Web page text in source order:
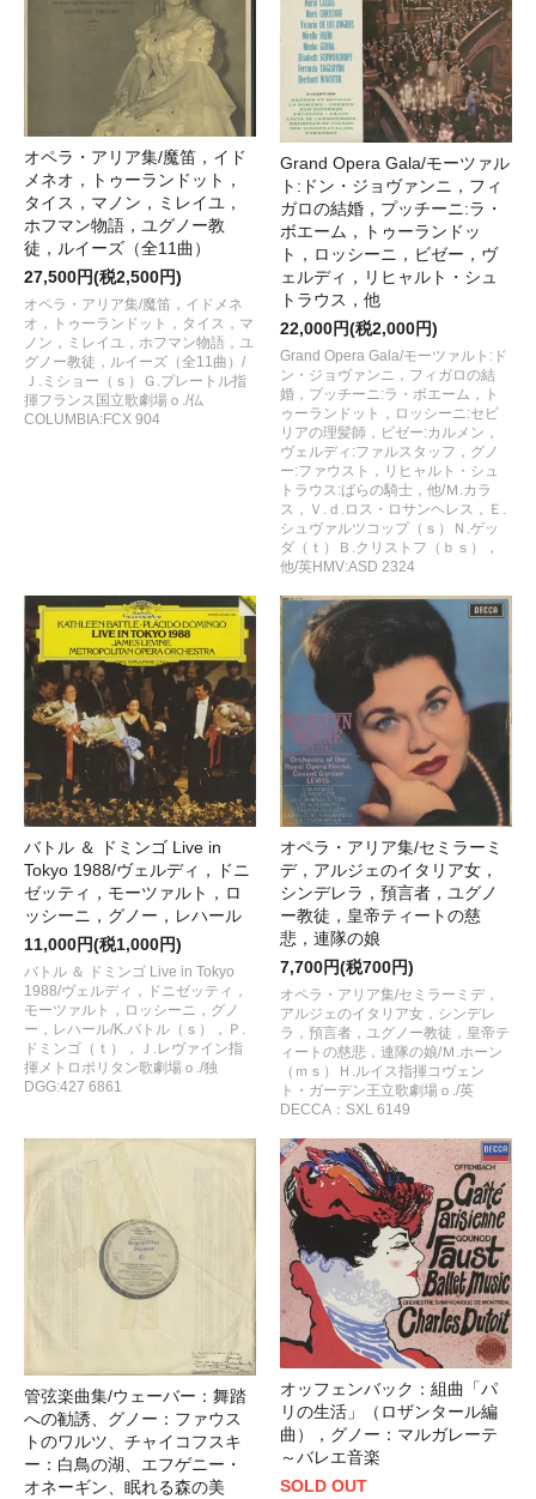
オペラ・アリア集/魔笛，イド
メネオ，トゥーランドット，
タイス，マノン，ミレイユ，
ホフマン物語，ユグノー教
徒，ルイーズ（全11曲）
27,500円(税2,500円)
オペラ・アリア集/魔笛，イドメネ
オ，トゥーランドット，タイス，マ
ノン，ミレイユ，ホフマン物語，ユ
グノー教徒，ルイーズ（全11曲）/
Ｊ.ミショー（ｓ）Ｇ.プレートル指
揮フランス国立歌劇場ｏ./仏
COLUMBIA:FCX 904
Grand Opera Gala/モーツァル
ト:ドン・ジョヴァンニ，フィ
ガロの結婚，プッチーニ:ラ・
ボエーム，トゥーランドッ
ト，ロッシーニ，ビゼー，ヴ
ェルディ，リヒャルト・シュ
トラウス，他
22,000円(税2,000円)
Grand Opera Gala/モーツァルト:ド
ン・ジョヴァンニ，フィガロの結
婚，プッチーニ:ラ・ボエーム，ト
ゥーランドット，ロッシーニ:セビ
リアの理髪師，ビゼー:カルメン，
ヴェルディ:ファルスタッフ，グノ
ー:ファウスト，リヒャルト・シュ
トラウス:ばらの騎士，他/Ｍ.カラ
ス，Ｖ.ｄ.ロス・ロサンヘレス，Ｅ.
シュヴァルツコップ（ｓ）Ｎ.ゲッ
ダ（ｔ）Ｂ.クリストフ（ｂｓ），
他/英HMV:ASD 2324
バトル ＆ ドミンゴ Live in
Tokyo 1988/ヴェルディ，ドニ
ゼッティ，モーツァルト，ロ
ッシーニ，グノー，レハール
11,000円(税1,000円)
バトル ＆ ドミンゴ Live in Tokyo
1988/ヴェルディ，ドニゼッティ，
モーツァルト，ロッシーニ，グノ
ー，レハール/K.バトル（ｓ），Ｐ.
ドミンゴ（ｔ），Ｊ.レヴァイン指
揮メトロポリタン歌劇場ｏ./独
DGG:427 6861
オペラ・アリア集/セミラーミ
デ，アルジェのイタリア女，
シンデレラ，預言者，ユグノ
ー教徒，皇帝ティートの慈
悲，連隊の娘
7,700円(税700円)
オペラ・アリア集/セミラーミデ，
アルジェのイタリア女，シンデレ
ラ，預言者，ユグノー教徒，皇帝テ
ィートの慈悲，連隊の娘/Ｍ.ホーン
（ｍｓ）Ｈ.ルイス指揮コヴェン
ト・ガーデン王立歌劇場ｏ./英
DECCA：SXL 6149
管弦楽曲集/ウェーバー：舞踏
への勧誘、グノー：ファウス
トのワルツ、チャイコフスキ
ー：白鳥の湖、エフゲニー・
オネーギン、眠れる森の美
オッフェンバック：組曲「パ
リの生活」（ロザンタール編
曲），グノー：マルガレーテ
～バレエ音楽
SOLD OUT